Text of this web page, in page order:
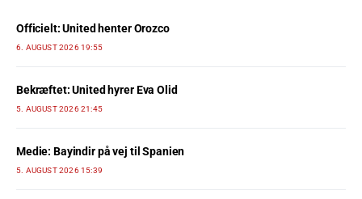
Officielt: United henter Orozco
6. AUGUST 2026 19:55
Bekræftet: United hyrer Eva Olid
5. AUGUST 2026 21:45
Medie: Bayindir på vej til Spanien
5. AUGUST 2026 15:39